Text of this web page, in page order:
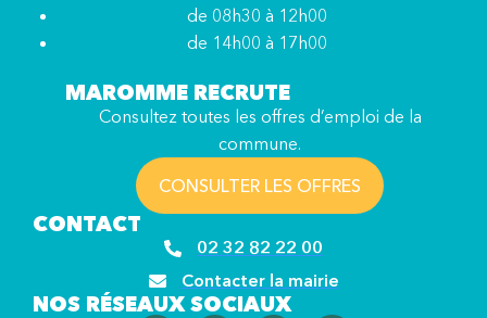
de 08h30 à 12h00
de 14h00 à 17h00
MAROMME RECRUTE
Consultez toutes les offres d’emploi de la
commune.
CONSULTER LES OFFRES
CONTACT
02 32 82 22 00
Contacter la mairie
NOS RÉSEAUX SOCIAUX